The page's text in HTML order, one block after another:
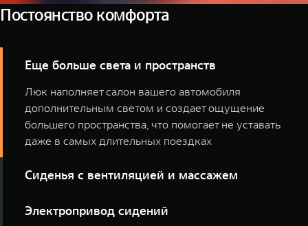
Постоянство комфорта
Еще больше света и пространств
Люк наполняет салон вашего автомобиля
дополнительным светом и создает ощущение
большего пространства, что помогает не уставать
даже в самых длительных поездках
Сиденья с вентиляцией и массажем
мира. Специально созданные для долгих поездок
Электропривод сидений